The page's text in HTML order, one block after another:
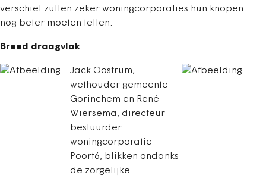
verschiet zullen zeker woningcorporaties hun knopen
nog beter moeten tellen.
Breed draagvlak
Jack Oostrum,
wethouder gemeente
Gorinchem en René
Wiersema, directeur-
bestuurder
woningcorporatie
Poort6, blikken ondanks
de zorgelijke